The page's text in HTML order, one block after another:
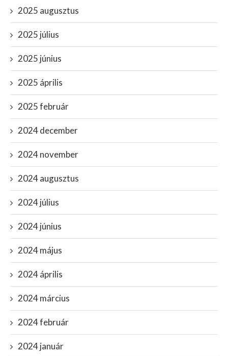
2025 augusztus
2025 július
2025 június
2025 április
2025 február
2024 december
2024 november
2024 augusztus
2024 július
2024 június
2024 május
2024 április
2024 március
2024 február
2024 január